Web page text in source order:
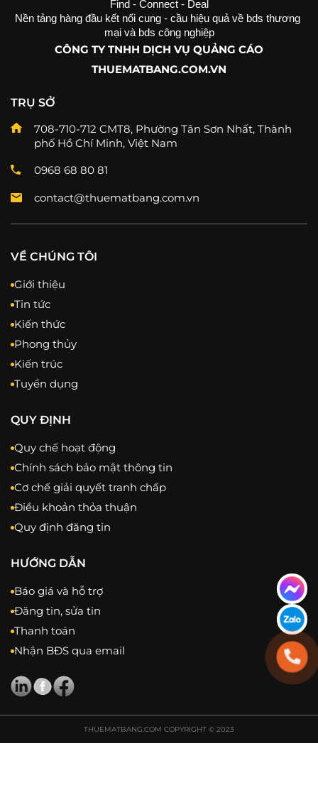
Find - Connect - Deal
Nền tảng hàng đầu kết nối cung - cầu hiệu quả về bds thương
mại và bds công nghiệp
CÔNG TY TNHH DỊCH VỤ QUẢNG CÁO
THUEMATBANG.COM.VN
TRỤ SỞ
708-710-712 CMT8, Phường Tân Sơn Nhất, Thành
phố Hồ Chí Minh, Việt Nam
0968 68 80 81
contact@thuematbang.com.vn
VỀ CHÚNG TÔI
Giới thiệu
Tin tức
Kiến thức
Phong thủy
Kiến trúc
Tuyển dụng
QUY ĐỊNH
Quy chế hoạt động
Chính sách bảo mật thông tin
Cơ chế giải quyết tranh chấp
Điều khoản thỏa thuận
Quy định đăng tin
HƯỚNG DẪN
Báo giá và hỗ trợ
Đăng tin, sửa tin
Thanh toán
Nhận BĐS qua email
THUEMATBANG.COM COPYRIGHT © 2023